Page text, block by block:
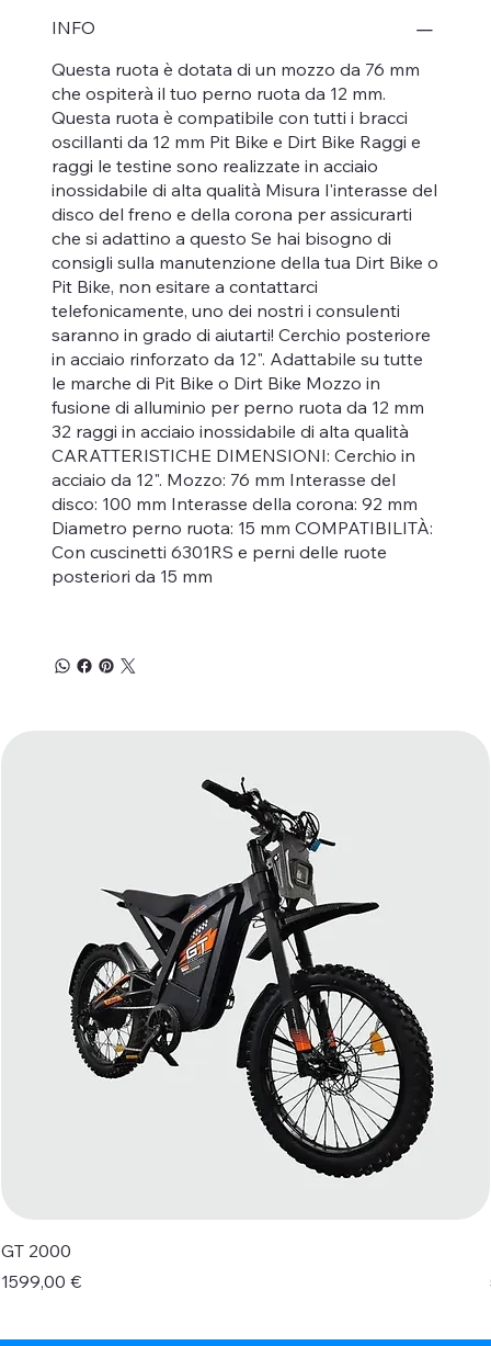
INFO
Questa ruota è dotata di un mozzo da 76 mm
che ospiterà il tuo perno ruota da 12 mm.
Questa ruota è compatibile con tutti i bracci
oscillanti da 12 mm Pit Bike e Dirt Bike Raggi e
raggi le testine sono realizzate in acciaio
inossidabile di alta qualità Misura l'interasse del
disco del freno e della corona per assicurarti
che si adattino a questo Se hai bisogno di
consigli sulla manutenzione della tua Dirt Bike o
Pit Bike, non esitare a contattarci
telefonicamente, uno dei nostri i consulenti
saranno in grado di aiutarti! Cerchio posteriore
in acciaio rinforzato da 12". Adattabile su tutte
le marche di Pit Bike o Dirt Bike Mozzo in
fusione di alluminio per perno ruota da 12 mm
32 raggi in acciaio inossidabile di alta qualità
CARATTERISTICHE DIMENSIONI: Cerchio in
acciaio da 12". Mozzo: 76 mm Interasse del
disco: 100 mm Interasse della corona: 92 mm
Diametro perno ruota: 15 mm COMPATIBILITÀ:
Con cuscinetti 6301RS e perni delle ruote
posteriori da 15 mm
GT 2000
Prezzo
1599,00 €